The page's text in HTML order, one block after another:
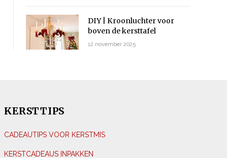
DIY | Kroonluchter voor
boven de kersttafel
12 november 2025
KERSTTIPS
CADEAUTIPS VOOR KERSTMIS
KERSTCADEAUS INPAKKEN